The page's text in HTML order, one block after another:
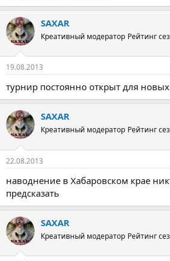
SAXAR
Креативный модератор Рейтинг
19.08.2013
турнир постоянно открыт для
SAXAR
Креативный модератор Рейтинг
22.08.2013
наводнение в Хабаровском крае
предсказать
SAXAR
Креативный модератор Рейтинг